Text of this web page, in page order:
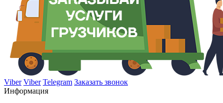
Viber Viber Telegram Заказать звонок
Информация